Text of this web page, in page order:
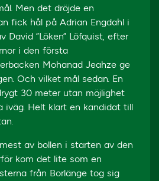
Men det dröjde en
fick hål på Adrian Engdahl i
David ”Löken” Löfquist, efter
i den första
Mohanad Jeahze ge
Och vilket mål sedan. En
30 meter utan möjlighet
iväg. Helt klart en kandidat till
av bollen i starten av den
kom det lite som en
från Borlänge tog sig